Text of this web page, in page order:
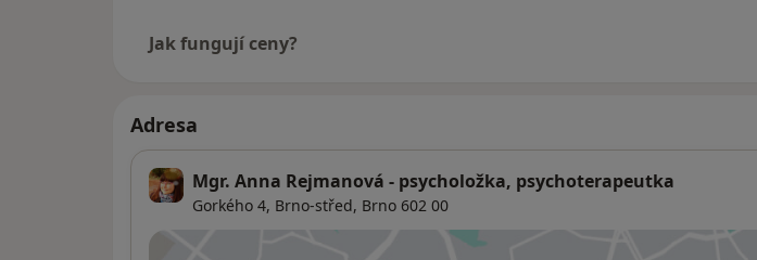
Jak fungují ceny?
Adresa
Mgr. Anna Rejmanová - psycholožka, psychoterapeutka
Gorkého 4, Brno-střed, Brno 602 00